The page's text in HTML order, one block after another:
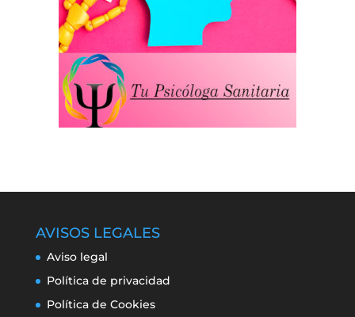
AVISOS LEGALES
Aviso legal
Política de privacidad
Política de Cookies